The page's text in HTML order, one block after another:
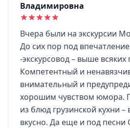
Владимировна
Вчера были на экскурсии
До сих пор под
-экскурсовод – выше всяких
Компетентный и
внимательный и
хорошим чувством юмора.
из блюд грузинской кухни
вкусно. Да еще и под песни